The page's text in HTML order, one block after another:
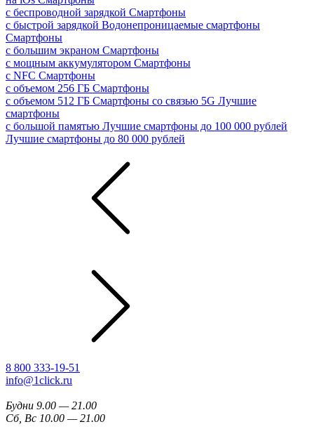
с беспроводной зарядкой Смартфоны
с быстрой зарядкой Водонепроницаемые смартфоны
Смартфоны
с большим экраном Смартфоны
с мощным аккумулятором Смартфоны
с NFC Смартфоны
с объемом 256 ГБ Смартфоны
с объемом 512 ГБ Смартфоны со связью 5G Лучшие
смартфоны
с большой памятью Лучшие смартфоны до 100 000 рублей
Лучшие смартфоны до 80 000 рублей
8 800 333-19-51
info@1click.ru
Будни 9.00 — 21.00
Сб, Вс 10.00 — 21.00